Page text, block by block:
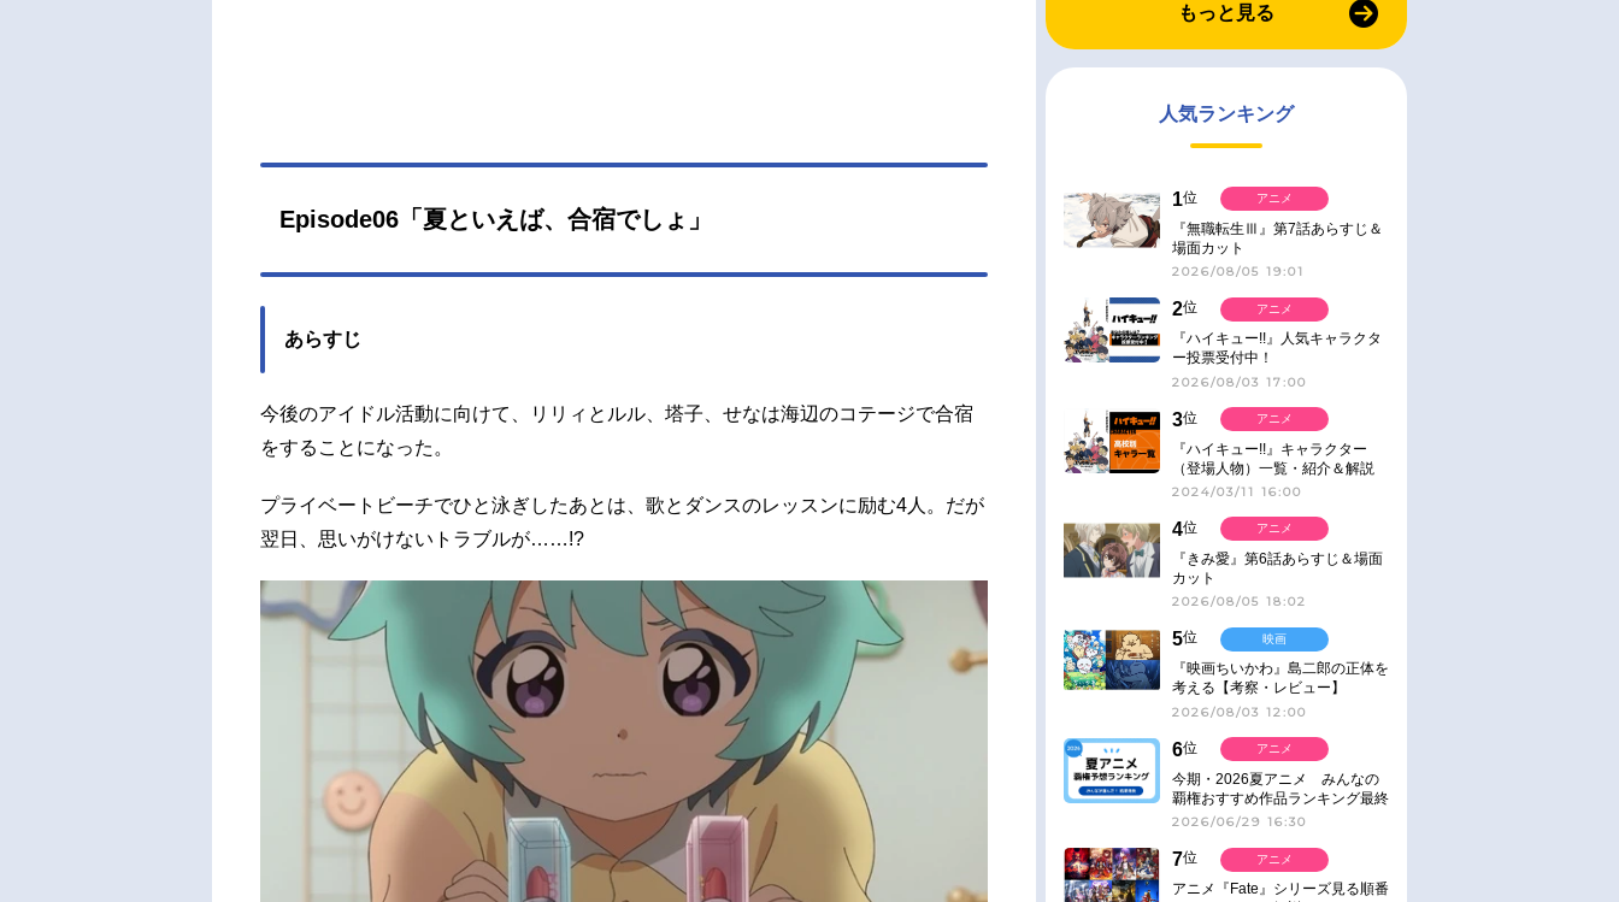
笠間淳野々山汐：大原めぐみ日の浦茉莉：遠藤綾バー
ナードけんと：水島裕綿屋凛：大橋彩香オリンズ：広
瀬裕也ピヨピヨン・ポンポロ...
Episode06「夏といえば、合宿でしょ」
あらすじ
今後のアイドル活動に向けて、リリィとルル、塔子、せなは海辺のコテージで合宿
をすることになった。
プライベートビーチでひと泳ぎしたあとは、歌とダンスのレッスンに励む4人。だが
翌日、思いがけないトラブルが……!?
もっと見る
人気ランキング
1位
『無職転生Ⅲ』第7話あらすじ＆
場面カット
2026/08/05 19:01
アニメ
2位
『ハイキュー!!』人気キャラクタ
ー投票受付中！
2026/08/03 17:00
アニメ
3位
『ハイキュー!!』キャラクター
（登場人物）一覧・紹介＆解説
2024/03/11 16:00
アニメ
4位
『きみ愛』第6話あらすじ＆場面
カット
2026/08/05 18:02
アニメ
5位
『映画ちいかわ』島二郎の正体を
考える【考察・レビュー】
2026/08/03 12:00
映画
6位
今期・2026夏アニメ みんなの
覇権おすすめ作品ランキング最終
結果発表！
2026/06/29 16:30
アニメ
7位
アニメ『Fate』シリーズ見る順番
アニメ